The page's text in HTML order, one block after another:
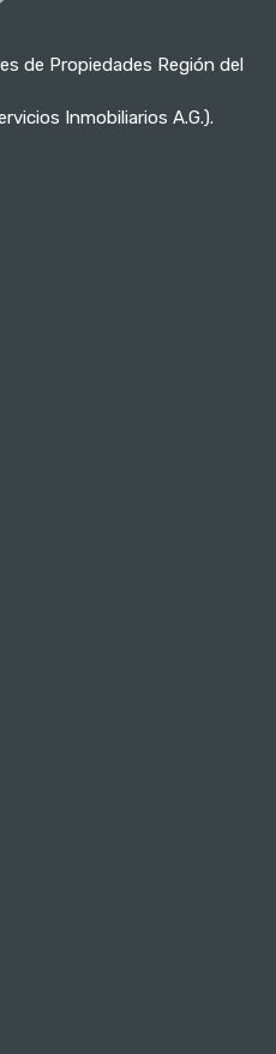
de Propiedades Región del
Inmobiliarios A.G.).